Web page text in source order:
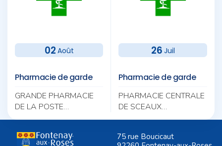
02 Août
Pharmacie de garde
GRANDE PHARMACIE
DE LA POSTE
11 AV DE PARIS 92320
01 46 56 92 24
26 Juil
Pharmacie de garde
PHARMACIE CENTRALE
DE SCEAUX
106 RUE HOUDAN
01 46 61 00 62
75 rue Boucicaut